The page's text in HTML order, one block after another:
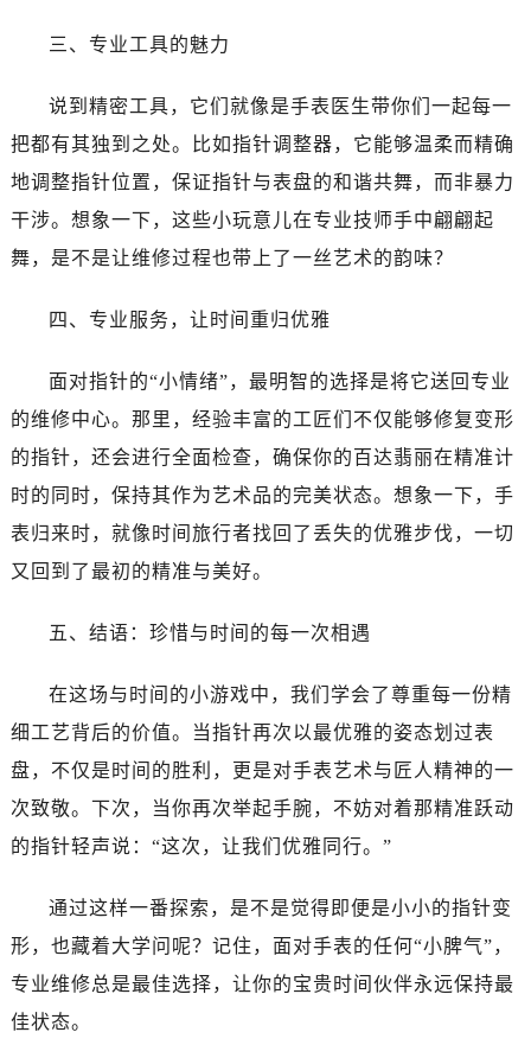
三、专业工具的魅力
说到精密工具，它们就像是手表医生带你们一起每一
把都有其独到之处。比如指针调整器，它能够温柔而精确
地调整指针位置，保证指针与表盘的和谐共舞，而非暴力
干涉。想象一下，这些小玩意儿在专业技师手中翩翩起
舞，是不是让维修过程也带上了一丝艺术的韵味？
四、专业服务，让时间重归优雅
面对指针的“小情绪”，最明智的选择是将它送回专业
的维修中心。那里，经验丰富的工匠们不仅能够修复变形
的指针，还会进行全面检查，确保你的百达翡丽在精准计
时的同时，保持其作为艺术品的完美状态。想象一下，手
表归来时，就像时间旅行者找回了丢失的优雅步伐，一切
又回到了最初的精准与美好。
五、结语：珍惜与时间的每一次相遇
在这场与时间的小游戏中，我们学会了尊重每一份精
细工艺背后的价值。当指针再次以最优雅的姿态划过表
盘，不仅是时间的胜利，更是对手表艺术与匠人精神的一
次致敬。下次，当你再次举起手腕，不妨对着那精准跃动
的指针轻声说：“这次，让我们优雅同行。”
通过这样一番探索，是不是觉得即便是小小的指针变
形，也藏着大学问呢？记住，面对手表的任何“小脾气”，
专业维修总是最佳选择，让你的宝贵时间伙伴永远保持最
佳状态。